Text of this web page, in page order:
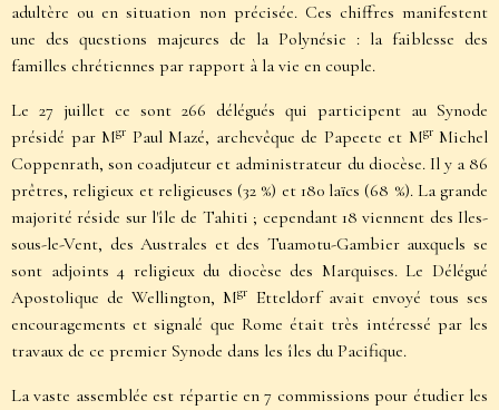
adultère ou en situation non précisée. Ces chiffres manifestent
une des questions majeures de la Polynésie : la faiblesse des
familles chrétiennes par rapport à la vie en couple.
Le 27 juillet ce sont 266 délégués qui participent au Synode
présidé par Mgr Paul Mazé, archevêque de Papeete et MgrMichel
Coppenrath, son coadjuteur et administrateur du diocèse. Il y a 86
prêtres, religieux et religieuses (32 %) et 180 laïcs (68 %). La grande
majorité réside sur l'île de Tahiti ; cependant 18 viennent des Iles-
sous-le-Vent, des Australes et des Tuamotu-Gambier auxquels se
sont adjoints 4 religieux du diocèse des Marquises. Le Délégué
Apostolique de Wellington, Mgr Etteldorf avait envoyé tous ses
encouragements et signalé que Rome était très intéressé par les
travaux de ce premier Synode dans les îles du Pacifique.
La vaste assemblée est répartie en 7 commissions pour étudier les